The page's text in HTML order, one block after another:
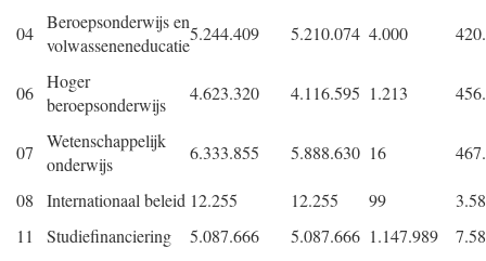
04
Beroepsonderwijs en
volwasseneneducatie
5.244.409 5.210.074 4.000
06
Hoger
beroepsonderwijs
4.623.320 4.116.595 1.213
07
Wetenschappelijk
onderwijs
6.333.855 5.888.630 16
08 Internationaal beleid 12.255 12.255 99
11
Studiefinanciering 5.087.666 5.087.666 1.147.989